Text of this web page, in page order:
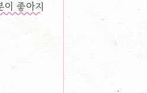
이 좋아지